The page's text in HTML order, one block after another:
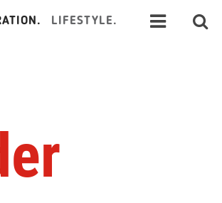
LIFESTYLE.